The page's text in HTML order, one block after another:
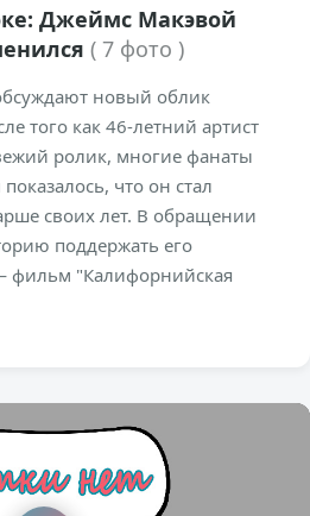
Джеймс Макэвой
( 7 фото )
новый облик
того как 46-летний артист
ролик, многие фанаты
что он стал
своих лет. В обращении
поддержать его
фильм "Калифорнийская